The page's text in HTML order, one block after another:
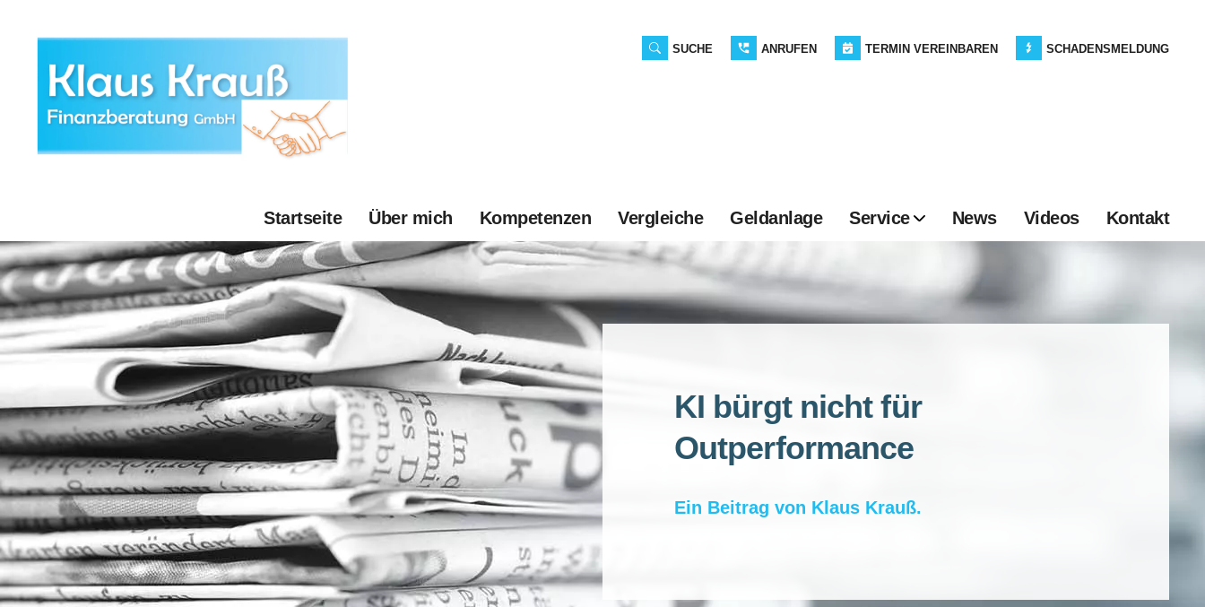
SUCHE ANRUFEN TERMIN VEREINBAREN SCHADENSMELDUNG
Startseite Über mich Kompetenzen Vergleiche Geldanlage Service News Videos Kontakt
KI bürgt nicht für
Outperformance
Ein Beitrag von Klaus Krauß.